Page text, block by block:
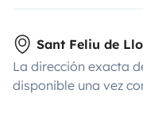
Sant Feliu de
La dirección exacta
disponible una vez